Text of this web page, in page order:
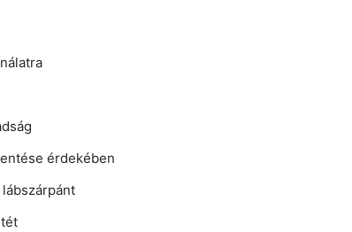
érdekében